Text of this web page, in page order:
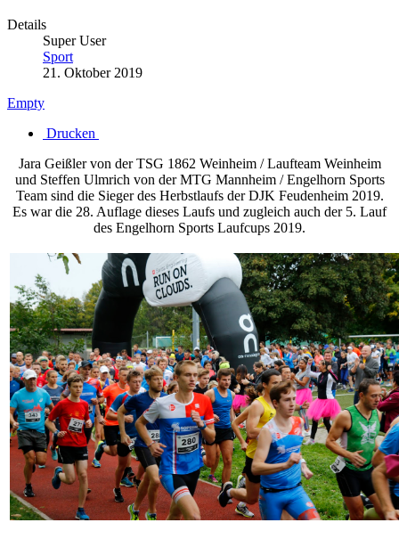
Details
Super User
Sport
21. Oktober 2019
Empty
Drucken
Jara Geißler von der TSG 1862 Weinheim / Laufteam Weinheim
und Steffen Ulmrich von der MTG Mannheim / Engelhorn Sports
Team sind die Sieger des Herbstlaufs der DJK Feudenheim 2019.
Es war die 28. Auflage dieses Laufs und zugleich auch der 5. Lauf
des Engelhorn Sports Laufcups 2019.